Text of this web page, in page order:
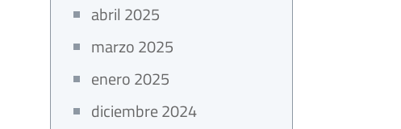
abril 2025
marzo 2025
enero 2025
diciembre 2024